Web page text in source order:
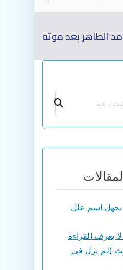
الطاهر بعد موته
بحث
يجهل اسم علل
يعرف القراءة
(لم يزل في